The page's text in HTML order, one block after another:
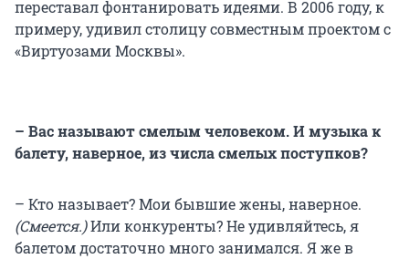
переставал фонтанировать идеями. В 2006 году, к
примеру, удивил столицу совместным проектом с
«Виртуозами Москвы».
– Вас называют смелым человеком. И музыка к
балету, наверное, из числа смелых поступков?
– Кто называет? Мои бывшие жены, наверное.
(Смеется.)Или конкуренты? Не удивляйтесь, я
балетом достаточно много занимался. Я же в